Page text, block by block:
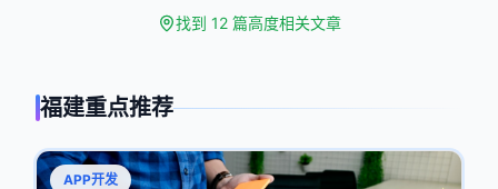
找到 12篇高度相关文章
福建重点推荐
APP开发